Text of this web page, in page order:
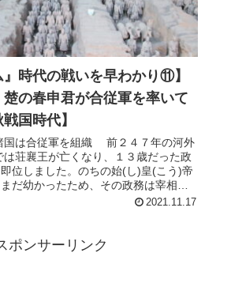
』時代の戦いを早わかり⑪】
の春申君が合従軍を率いて
国時代】
国は合従軍を組織 前２４７年の河外
荘襄王が亡くなり、１３歳だった政
位しました。のちの始(し)皇(こう)帝
だ幼かったため、その政務は宰相で
2021.11.17
ポンサーリンク